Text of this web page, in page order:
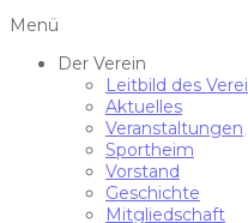
Menü
Der Verein
Leitbild des
Aktuelles
Veranstaltungen
Sportheim
Vorstand
Geschichte
Mitgliedschaft